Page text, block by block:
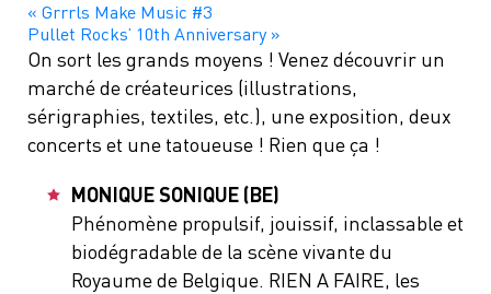
« Grrrls Make Music #3
Pullet Rocks’ 10th Anniversary »
On sort les grands moyens ! Venez découvrir un
marché de créateurices (illustrations,
sérigraphies, textiles, etc.), une exposition, deux
concerts et une tatoueuse ! Rien que ça !
MONIQUE SONIQUE (BE)
Phénomène propulsif, jouissif, inclassable et
biodégradable de la scène vivante du
Royaume de Belgique. RIEN A FAIRE, les